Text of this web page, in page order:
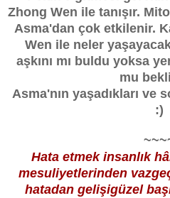
Zhong Wen ile tanışır.
Asma'dan çok etkilenir.
Wen ile neler
aşkını mı buldu yoksa
mu
Asma'nın yaşadıkları ve
:)
Hata etmek insanlık
mesuliyetlerinden
hatadan gelişigüzel